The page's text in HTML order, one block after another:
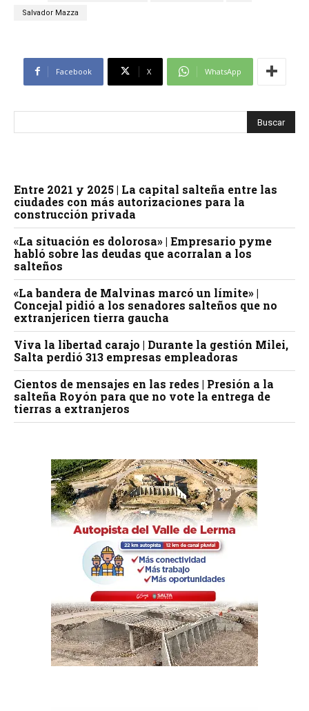
Salvador Mazza
Facebook X WhatsApp
Entre 2021 y 2025 | La capital salteña entre las
ciudades con más autorizaciones para la
construcción privada
«La situación es dolorosa» | Empresario pyme
habló sobre las deudas que acorralan a los
salteños
«La bandera de Malvinas marcó un límite» |
Concejal pidió a los senadores salteños que no
extranjericen tierra gaucha
Viva la libertad carajo | Durante la gestión Milei,
Salta perdió 313 empresas empleadoras
Cientos de mensajes en las redes | Presión a la
salteña Royón para que no vote la entrega de
tierras a extranjeros